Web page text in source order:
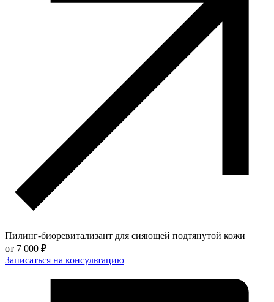
Пилинг-биоревитализант для сияющей подтянутой кожи
от 7 000 ₽
Записаться на консультацию